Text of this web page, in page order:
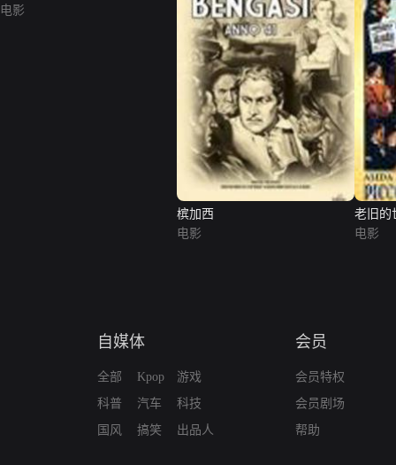
电影
槟加西
电影
老旧的
电影
自媒体
全部
科普
国风
Kpop
汽车
搞笑
游戏
科技
出品人
会员
会员特权
会员剧场
帮助